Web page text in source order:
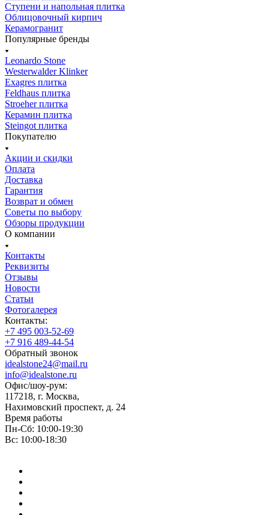
Ступени и напольная плитка
Облицовочный кирпич
Керамогранит
Популярные бренды
Leonardo Stone
Westerwalder Klinker
Exagres плитка
Feldhaus плитка
Stroeher плитка
Керамин плитка
Steingot плитка
Покупателю
Акции и скидки
Оплата
Доставка
Гарантия
Возврат и обмен
Советы по выбору
Обзоры продукции
О компании
Контакты
Реквизиты
Отзывы
Новости
Статьи
Фотогалерея
Контакты:
+7 495 003-52-69
+7 916 489-44-54
Обратный звонок
idealstone24@mail.ru
info@idealstone.ru
Офис/шоу-рум:
117218, г. Москва,
Нахимовский проспект, д. 24
Время работы
Пн-Сб: 10:00-19:30
Вс: 10:00-18:30